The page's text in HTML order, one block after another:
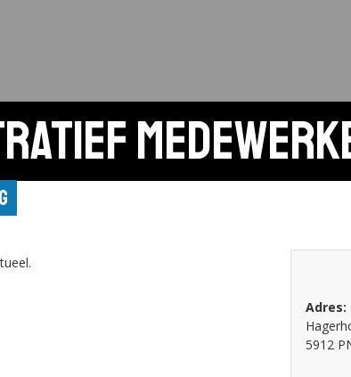
Adres:
5912